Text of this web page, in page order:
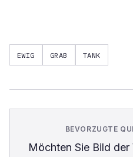
EWIG GRAB TANK
BEVORZUGTE
Möchten Sie Bild der